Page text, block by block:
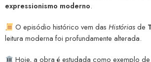
expressionismo moderno.
O episódio histórico vem das Históriasde
leitura moderna foi profundamente alterada.
Hoje, a obra é estudada como exemplo de